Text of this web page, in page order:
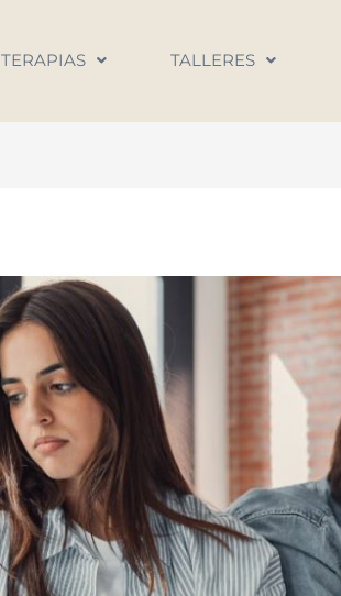
TERAPIAS TALLERES